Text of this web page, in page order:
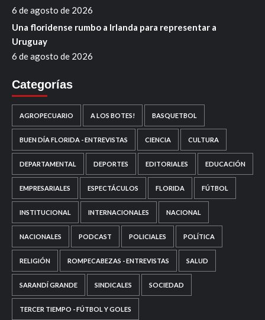
6 de agosto de 2026
Una floridense rumbo a Irlanda para representar a
Uruguay
6 de agosto de 2026
Categorías
AGROPECUARIO A LOS BOTES! BASQUETBOL
BUEN DÍA FLORIDA - ENTREVISTAS CIENCIA CULTURA
DEPARTAMENTAL DEPORTES EDITORIALES EDUCACIÓN
EMPRESARIALES ESPECTÁCULOS FLORIDA FÚTBOL
INSTITUCIONAL INTERNACIONALES NACIONAL
NACIONALES PODCAST POLICIALES POLÍTICA
RELIGIÓN ROMPECABEZAS - ENTREVISTAS SALUD
SARANDÍ GRANDE SINDICALES SOCIEDAD
TERCER TIEMPO - FÚTBOL Y GOLES